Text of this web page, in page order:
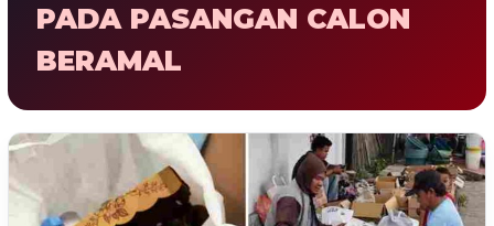
PADA PASANGAN CALON
BERAMAL